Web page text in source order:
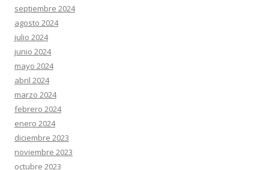
septiembre 2024
agosto 2024
julio 2024
junio 2024
mayo 2024
abril 2024
marzo 2024
febrero 2024
enero 2024
diciembre 2023
noviembre 2023
octubre 2023